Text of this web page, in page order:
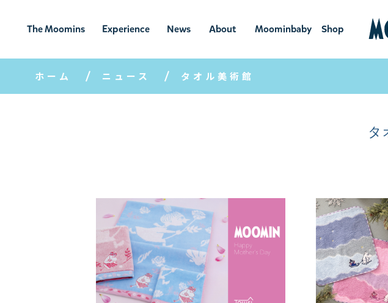
The Moomins
ムーミンの
世界
Experience
ムーミンの世
界を楽しむ
News
ニュ
ース
About
ムーミン
について
Moominbaby
ムーミンベ
Shop
ショ
ホーム ニュース タオル美術館
タ